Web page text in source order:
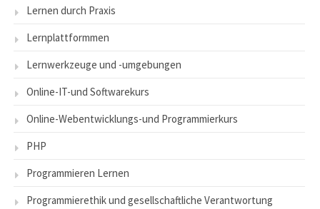
Lernen durch Praxis
Lernplattformmen
Lernwerkzeuge und -umgebungen
Online-IT-und Softwarekurs
Online-Webentwicklungs-und Programmierkurs
PHP
Programmieren Lernen
Programmierethik und gesellschaftliche Verantwortung